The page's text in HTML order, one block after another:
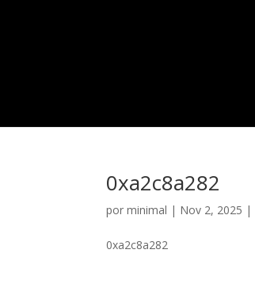
0xa2c8a282
porminimal | Nov 2, 2025 |
0xa2c8a282